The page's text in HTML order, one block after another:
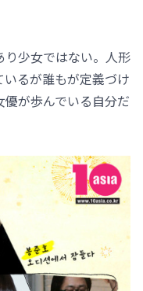
少女ではない。人形
るが誰もが定義づけ
が歩んでいる自分だ